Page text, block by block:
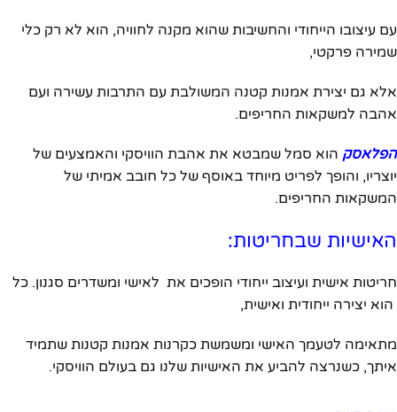
עם עיצובו הייחודי והחשיבות שהוא מקנה לחוויה, הוא לא רק כלי
שמירה פרקטי,
אלא גם יצירת אמנות קטנה המשולבת עם התרבות עשירה ועם
אהבה למשקאות החריפים.
הפלאסק הוא סמל שמבטא את אהבת הוויסקי והאמצעים של
יוצריו, והופך לפריט מיוחד באוסף של כל חובב אמיתי של
המשקאות החריפים.
האישיות שבחריטות:
חריטות אישית ועיצוב ייחודי הופכים את לאישי ומשדרים סגנון. כל
הוא יצירה ייחודית ואישית,
מתאימה לטעמך האישי ומשמשת כקרנות אמנות קטנות שתמיד
איתך, כשנרצה להביע את האישיות שלנו גם בעולם הוויסקי.